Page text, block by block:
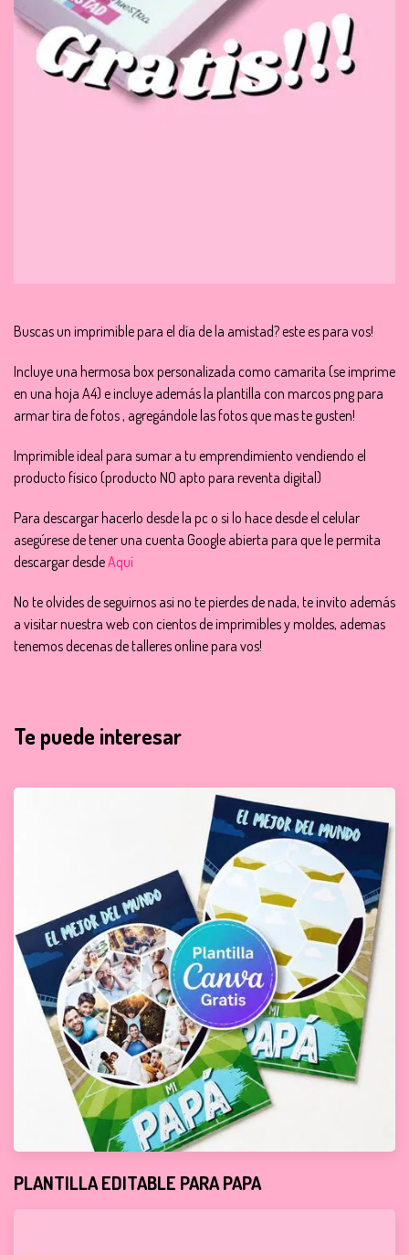
Buscas un imprimible para el día de la amistad? este es para vos!
Incluye una hermosa box personalizada como camarita (se imprime
en una hoja A4) e incluye además la plantilla con marcos png para
armar tira de fotos , agregándole las fotos que mas te gusten!
Imprimible ideal para sumar a tu emprendimiento vendiendo el
producto físico (producto NO apto para reventa digital)
Para descargar hacerlo desde la pc o si lo hace desde el celular
asegúrese de tener una cuenta Google abierta para que le permita
descargar desdeAquí
No te olvides de seguirnos asi no te pierdes de nada, te invito además
a visitar nuestra web con cientos de imprimibles y moldes, ademas
tenemos decenas de talleres online para vos!
Te puede interesar
PLANTILLA EDITABLE PARA PAPA